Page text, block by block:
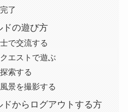
了
ドの遊び方
で交流する
エストで遊ぶ
索する
景を撮影する
ドからログアウトする方